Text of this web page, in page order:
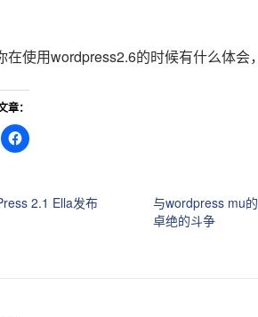
在使用wordpress2.6的时候有什么体会
章：
点
击
a 2.1 Ella发布
与wordpress mu
卓绝的斗争